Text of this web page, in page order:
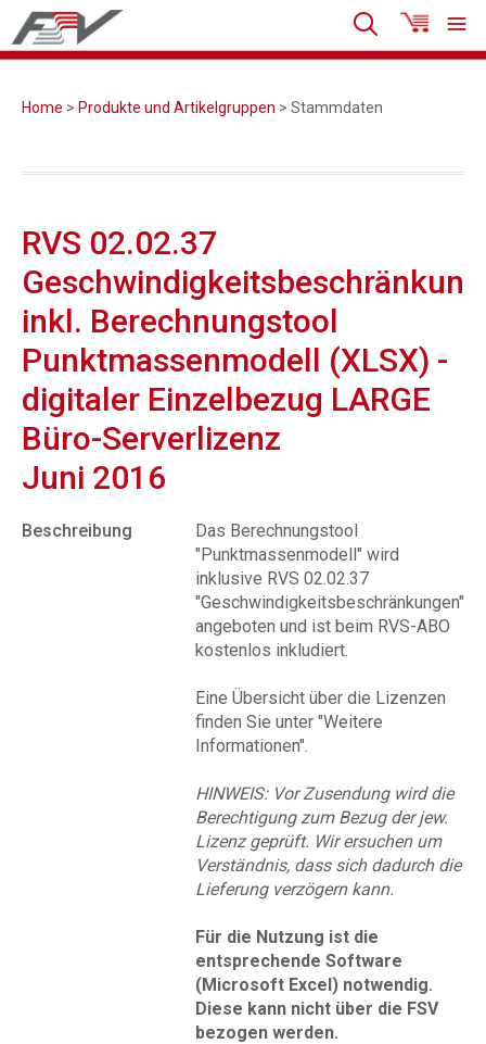
Home > Produkte und Artikelgruppen > Stammdaten
RVS 02.02.37
inkl. Berechnungstool
Punktmassenmodell (XLSX) -
digitaler Einzelbezug LARGE
Büro-Serverlizenz
Juni 2016
Beschreibung
Das Berechnungstool
"Punktmassenmodell" wird
inklusive RVS 02.02.37
"Geschwindigkeitsbeschränkungen"
angeboten und ist beim RVS-ABO
kostenlos inkludiert.
Eine Übersicht über die Lizenzen
finden Sie unter "Weitere
Informationen".
HINWEIS: Vor Zusendung wird die
Berechtigung zum Bezug der jew.
Lizenz geprüft. Wir ersuchen um
Verständnis, dass sich dadurch die
Lieferung verzögern kann.
Für die Nutzung ist die
entsprechende Software
(Microsoft Excel) notwendig.
Diese kann nicht über die FSV
bezogen werden.